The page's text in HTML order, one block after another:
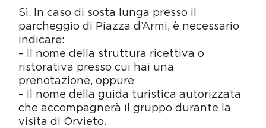
Mobility sharing
Traghetto Stretto Messina
FAQ
Sì. In caso di sosta lunga presso il
parcheggio di Piazza d’Armi, è necessario
indicare:
– Il nome della struttura ricettiva o
ristorativa presso cui hai una
prenotazione, oppure
– Il nome della guida turistica autorizzata
che accompagnerà il gruppo durante la
visita di Orvieto.